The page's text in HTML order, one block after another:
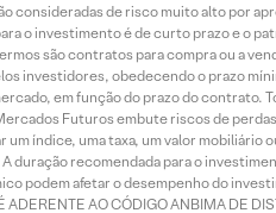
consideradas de risco muito alto por
o investimento é de curto prazo e o
são contratos para compra ou a
investidores, obedecendo o prazo
em função do prazo do contrato.
Futuros embute riscos de
um índice, uma taxa, um valor
duração recomendada para o
podem afetar o desempenho do
ADERENTE AO CÓDIGO ANBIMA DE